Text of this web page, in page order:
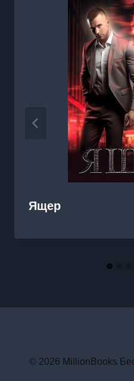
Ящер
© 2026 MillionBooks